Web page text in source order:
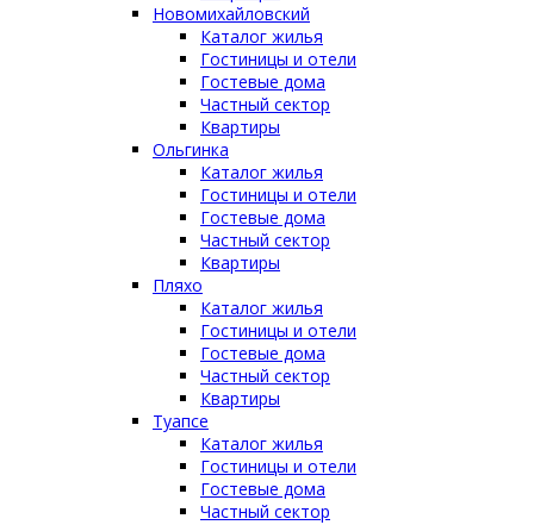
Новомихайловский
Каталог жилья
Гостиницы и отели
Гостевые дома
Частный сектор
Квартиры
Ольгинка
Каталог жилья
Гостиницы и отели
Гостевые дома
Частный сектор
Квартиры
Пляхо
Каталог жилья
Гостиницы и отели
Гостевые дома
Частный сектор
Квартиры
Туапсе
Каталог жилья
Гостиницы и отели
Гостевые дома
Частный сектор